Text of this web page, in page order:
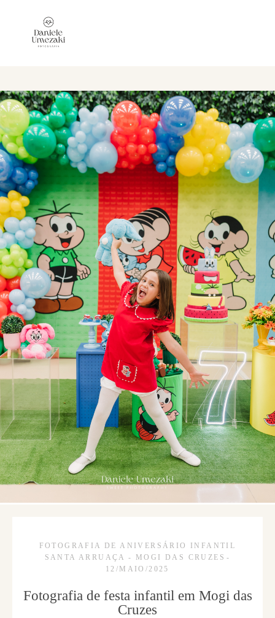
FOTOGRAFIA DE ANIVERSÁRIO INFANTIL
SANTA ARRUAÇA - MOGI DAS CRUZES
12/MAIO/2025
Fotografia de festa infantil em Mogi das
Cruzes